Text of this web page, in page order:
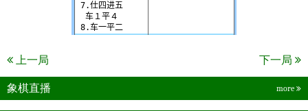
上一局 下一局
象棋直播 more